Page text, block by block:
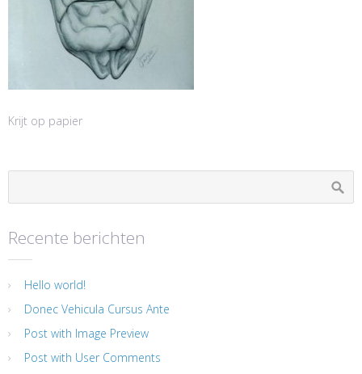
Krijt op papier
Recente berichten
Hello world!
Donec Vehicula Cursus Ante
Post with Image Preview
Post with User Comments